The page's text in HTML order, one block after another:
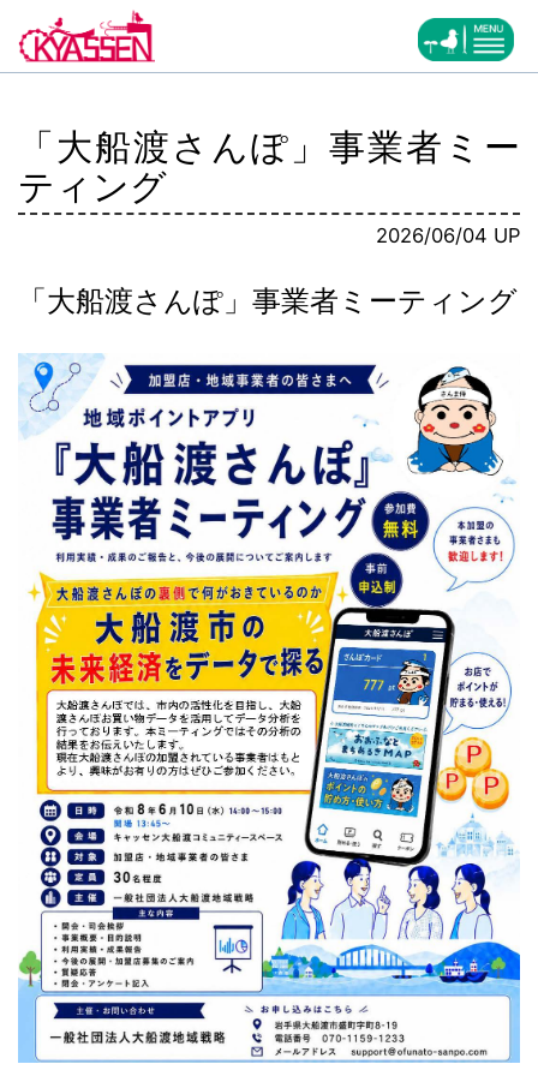
「大船渡さんぽ」事業者ミー
ティング
2026/06/04 UP
「大船渡さんぽ」事業者ミーティング